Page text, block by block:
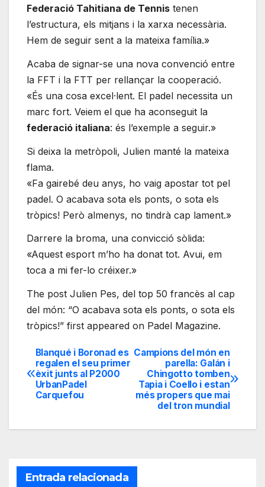
Federació Tahitiana de Tennis tenen
l’estructura, els mitjans i la xarxa necessària.
Hem de seguir sent a la mateixa família.»
Acaba de signar-se una nova convenció entre
la FFT i la FTT per rellançar la cooperació.
«És una cosa excel·lent. El padel necessita un
marc fort. Veiem el que ha aconseguit la
federació italiana: és l’exemple a seguir.»
Si deixa la metròpoli, Julien manté la mateixa
flama.
«Fa gairebé deu anys, ho vaig apostar tot pel
padel. O acabava sota els ponts, o sota els
tròpics! Però almenys, no tindrà cap lament.»
Darrere la broma, una convicció sòlida:
«Aquest esport m’ho ha donat tot. Avui, em
toca a mi fer-lo créixer.»
The post Julien Pes, del top 50 francès al cap
del món: “O acabava sota els ponts, o sota els
tròpics!” first appeared on Padel Magazine.
Navegación
de
entradas
Campions del món en
parella: Galán i
Chingotto tomben
Tapia i Coello i estan
més propers que mai
del tron mundial
Blanqué i Boronad es
regalen el seu primer
èxit junts al P2000
UrbanPadel
Carquefou
Entrada relacionada